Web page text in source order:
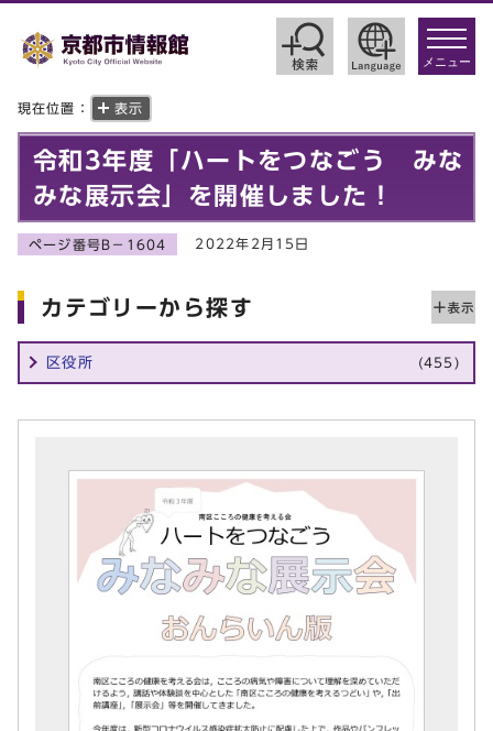
toggle
メニュー
現在位置： 表示
令和3年度「ハートをつなごう みな
みな展示会」を開催しました！
ページ番号B－1604 2022年2月15日
カテゴリーから探す
区役所 (455)